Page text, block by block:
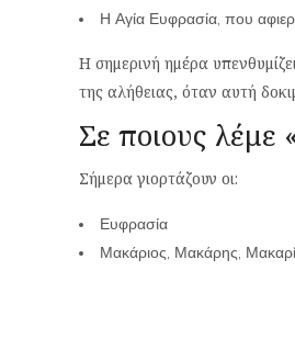
Η Αγία Ευφρασία, που
Η σημερινή ημέρα
της αλήθειας, όταν αυτή
Σε ποιους λέμε
Σήμερα γιορτάζουν οι:
Ευφρασία
Μακάριος, Μακάρης,